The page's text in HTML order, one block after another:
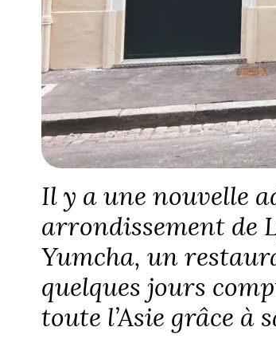
Il y a une nouvelle
arrondissement de
Yumcha, un
quelques jours
toute l’Asie grâce à